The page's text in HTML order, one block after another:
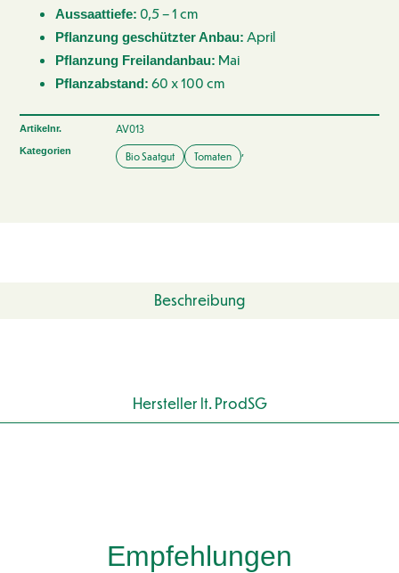
Aussaattiefe: 0,5 – 1 cm
Pflanzung geschützter Anbau: April
Pflanzung Freilandanbau: Mai
Pflanzabstand: 60 x 100 cm
Artikelnr. AV013
Kategorien Bio Saatgut Tomaten
Beschreibung
Hersteller lt. ProdSG
Empfehlungen